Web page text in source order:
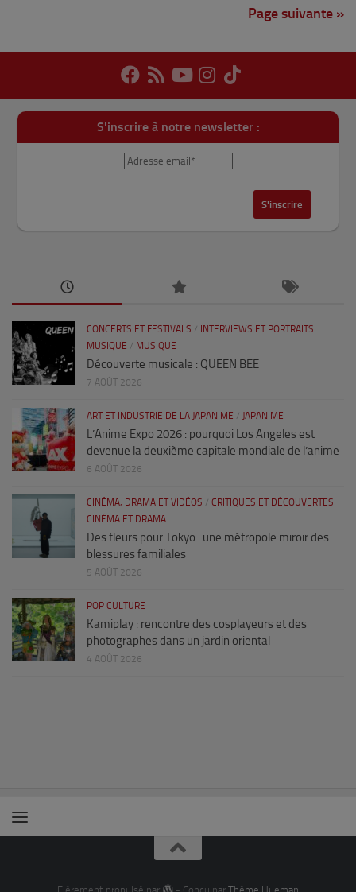
Page suivante »
S'inscrire à notre newsletter :
CONCERTS ET FESTIVALS /
INTERVIEWS ET PORTRAITS
MUSIQUE / MUSIQUE
Découverte musicale : QUEEN BEE
7 AOÛT 2026
ART ET INDUSTRIE DE LA JAPANIME / JAPANIME
L’Anime Expo 2026 : pourquoi Los Angeles est
devenue la deuxième capitale mondiale de l’anime
6 AOÛT 2026
CINÉMA, DRAMA ET VIDÉOS / CRITIQUES ET DÉCOUVERTES
CINÉMA ET DRAMA
Des fleurs pour Tokyo : une métropole miroir des
blessures familiales
5 AOÛT 2026
POP CULTURE
Kamiplay : rencontre des cosplayeurs et des
photographes dans un jardin oriental
4 AOÛT 2026